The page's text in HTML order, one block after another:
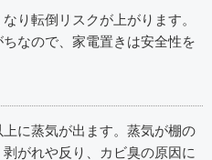
り転倒リスクが上がります。
なので、家電置きは安全性を
に蒸気が出ます。蒸気が棚の
がれや反り、カビ臭の原因に